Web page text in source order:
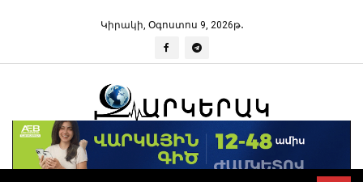
Կիրակի, Օգոստոս 9, 2026թ․